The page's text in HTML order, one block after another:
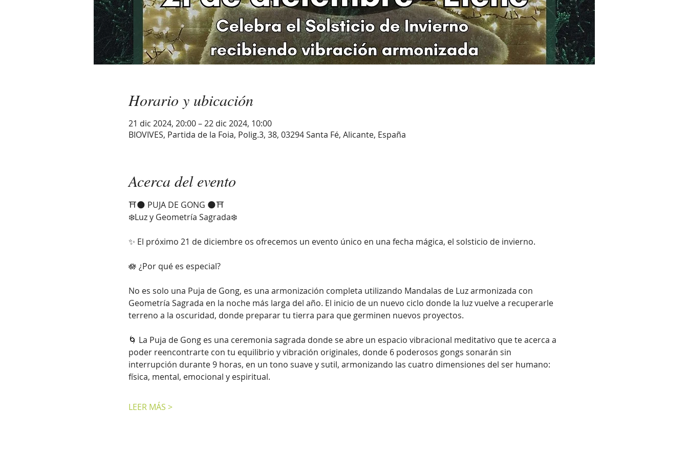
Horario y ubicación
21 dic 2024, 20:00 – 22 dic 2024, 10:00
BIOVIVES, Partida de la Foia, Polig.3, 38, 03294 Santa Fé, Alicante, España
Acerca del evento
⛩️🌑 PUJA DE GONG 🌑⛩️
❄️Luz y Geometría Sagrada❄️
✨ El próximo 21 de diciembre os ofrecemos un evento único en una fecha mágica, el solsticio de invierno.
🪷 ¿Por qué es especial?
No es solo una Puja de Gong, es una armonización completa utilizando Mandalas de Luz armonizada con
Geometría Sagrada en la noche más larga del año. El inicio de un nuevo ciclo donde la luz vuelve a recuperarle
terreno a la oscuridad, donde preparar tu tierra para que germinen nuevos proyectos.
🌀 La Puja de Gong es una ceremonia sagrada donde se abre un espacio vibracional meditativo que te acerca a
poder reencontrarte con tu equilibrio y vibración originales, donde 6 poderosos gongs sonarán sin
interrupción durante 9 horas, en un tono suave y sutil, armonizando las cuatro dimensiones del ser humano:
física, mental, emocional y espiritual.
LEER MÁS >